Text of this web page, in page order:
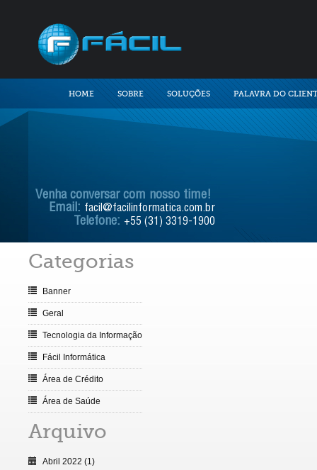
HOME SOBRE SOLUÇÕES PALAVRA DO
Venha conversar com nosso time!
Email: facil@facilinformatica.com.br
Telefone: +55 (31) 3319-1900
Categorias
Banner
Geral
Tecnologia da Informação
Fácil Informática
Área de Crédito
Área de Saúde
Arquivo
Abril 2022 (1)